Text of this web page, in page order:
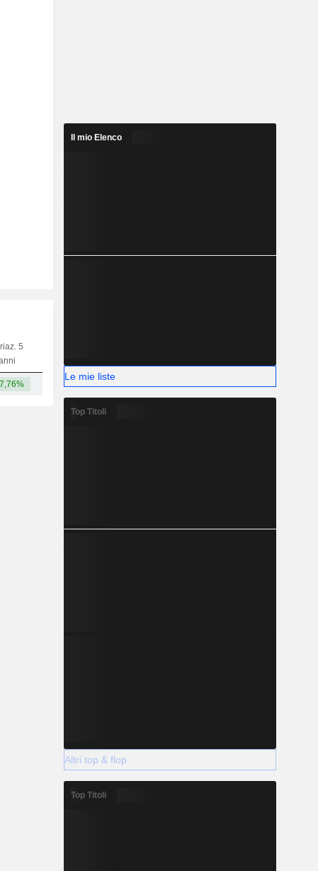
5
-
Il mio Elenco
Le mie liste
Top Titoli
Altri top & flop
Top Titoli